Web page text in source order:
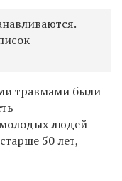
травмами были
людей
50 лет,